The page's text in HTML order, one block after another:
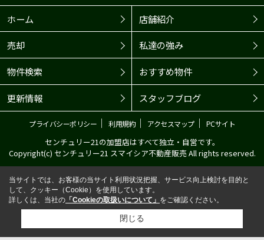
ホーム
店舗紹介
売却 私達の強み
物件検索 おすすめ物件
更新情報 スタッフブログ
プライバシーポリシー ｜ 利用規約｜ アクセスマップ｜ PCサイト
センチュリー21の加盟店はすべて独立・自営です。
Copyright(c) センチュリー21 スマイシア不動産販売 All rights reserved.
当サイトでは、お客様の当サイト利用状況把握、サービス向上検討を目的と
して、クッキー（Cookie）を使用しています。
詳しくは、当社の 「Cookieの取扱いについて」 をご確認ください。
閉じる